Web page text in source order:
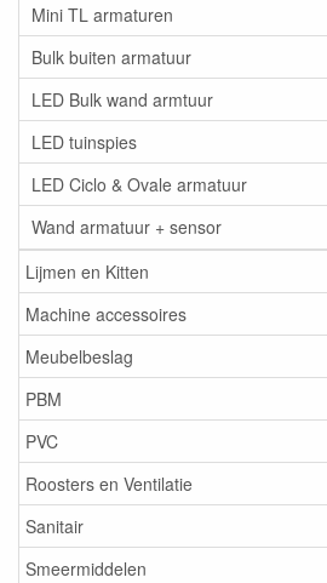
Mini TL armaturen
Bulk buiten armatuur
LED Bulk wand armtuur
LED tuinspies
LED Ciclo & Ovale armatuur
Wand armatuur + sensor
Lijmen en Kitten
Machine accessoires
Meubelbeslag
PBM
PVC
Roosters en Ventilatie
Sanitair
Smeermiddelen